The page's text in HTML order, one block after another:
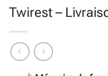
Twirest –